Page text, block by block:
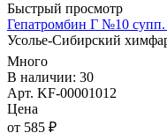
Быстрый просмотр
Гепатромбин Г №10
Усолье-Сибирский
Много
В наличии: 30
Арт. KF-00001012
Цена
от 585 ₽